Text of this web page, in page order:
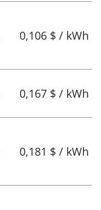
0,106 $ / kWh
0,167 $ / kWh
0,181 $ / kWh